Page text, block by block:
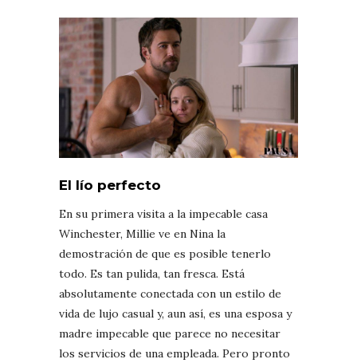
El lío perfecto
En su primera visita a la impecable casa
Winchester, Millie ve en Nina la
demostración de que es posible tenerlo
todo. Es tan pulida, tan fresca. Está
absolutamente conectada con un estilo de
vida de lujo casual y, aun así, es una esposa y
madre impecable que parece no necesitar
los servicios de una empleada. Pero pronto